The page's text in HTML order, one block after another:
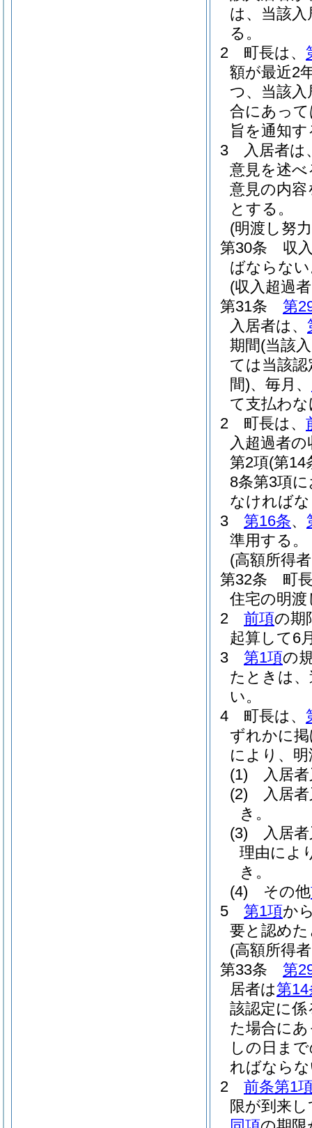
は、当該
る。
2
町長は、
額が最近2
つ、当該
合にあっ
旨を通知
3
入居者は
意見を述
意見の内
とする。
(明渡し努
第30条
収
ばならな
(収入超過
第31条
第
入居者は、
期間(当該
ては当該
間)、毎月、
て支払わ
2
町長は、
入超過者
第2項(第14
8条第3項
なければ
3
第16条、
準用する。
(高額所得
第32条
町
住宅の明
2
前項の期
起算して6
3
第1項の
たときは
い。
4
町長は、
ずれかに
により、
(1)
入居
(2)
入居
き。
(3)
入居
理由によ
き。
(4)
その他
5
第1項か
要と認め
(高額所得
第33条
第
居者は第
該認定に係
た場合に
しの日ま
ればなら
2
前条第1
限が到来